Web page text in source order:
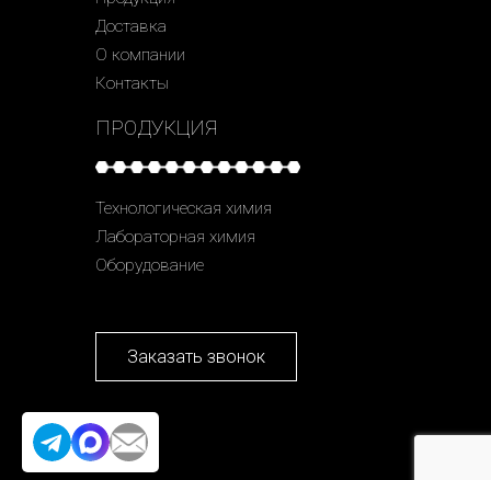
Доставка
О компании
Контакты
ПРОДУКЦИЯ
Технологическая химия
Лабораторная химия
Оборудование
Заказать звонок